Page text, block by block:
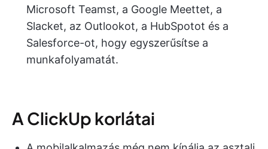
Microsoft Teamst, a Google Meettet, a
Slacket, az Outlookot, a HubSpotot és a
Salesforce-ot, hogy egyszerűsítse a
munkafolyamatát.
A ClickUp korlátai